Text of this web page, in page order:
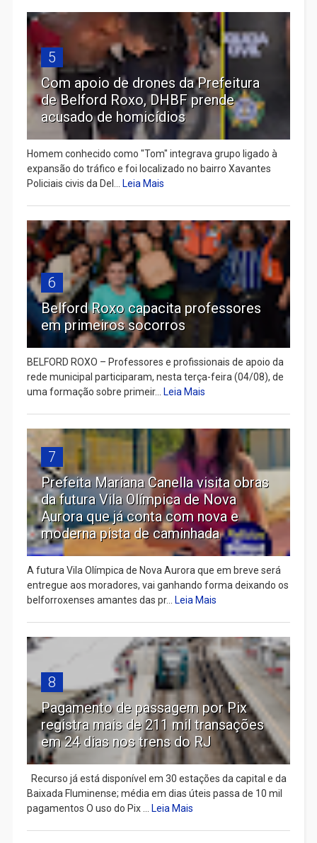
5
Com apoio de drones da Prefeitura
de Belford Roxo, DHBF prende
acusado de homicídios
Homem conhecido como "Tom" integrava grupo ligado à
expansão do tráfico e foi localizado no bairro Xavantes
Policiais civis da Del...
Leia Mais
6
Belford Roxo capacita professores
em primeiros socorros
BELFORD ROXO – Professores e profissionais de apoio da
rede municipal participaram, nesta terça-feira (04/08), de
uma formação sobre primeir...
Leia Mais
7
Prefeita Mariana Canella visita obras
da futura Vila Olímpica de Nova
Aurora que já conta com nova e
moderna pista de caminhada
A futura Vila Olímpica de Nova Aurora que em breve será
entregue aos moradores, vai ganhando forma deixando os
belforroxenses amantes das pr...
Leia Mais
8
Pagamento de passagem por Pix
registra mais de 211 mil transações
em 24 dias nos trens do RJ
Recurso já está disponível em 30 estações da capital e da
Baixada Fluminense; média em dias úteis passa de 10 mil
pagamentos O uso do Pix ...
Leia Mais